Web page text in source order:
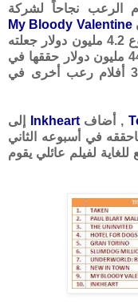
الرعب نجاحاً لشركة
My Bloody Valentine
إستمر في السقوط محققاً هذا الأسبوع 4.2 مليون دولار جعلته
في المرتبة التاسعة , و رفع رصيده إلى 44 مليون دولار حققها في
هذه الفترة من العام و في ظل وجود 3 أفلام رعب أخرى في
, أضافInkheart
إلى
ماحققه في أسبوعه الثاني
للغاية لفيلم عائلي يقوم